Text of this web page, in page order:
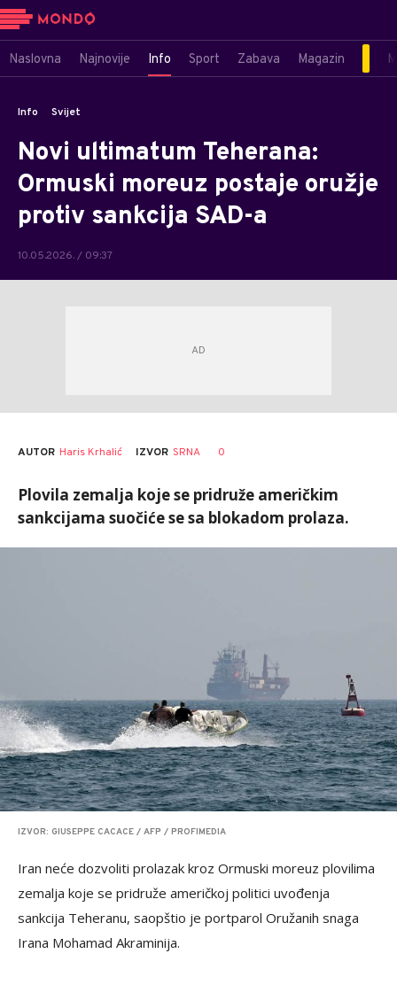
Naslovna Najnovije Info Sport Zabava Magazin
Info Svijet
Novi ultimatum Teherana:
Ormuski moreuz postaje oružje
protiv sankcija SAD-a
10.05.2026. / 09:37
AUTOR Haris Krhalić IZVOR SRNA 0
Plovila zemalja koje se pridruže američkim
sankcijama suočiće se sa blokadom prolaza.
IZVOR: GIUSEPPE CACACE / AFP / PROFIMEDIA
Iran neće dozvoliti prolazak kroz Ormuski moreuz plovilima
zemalja koje se pridruže američkoj politici uvođenja
sankcija Teheranu, saopštio je portparol Oružanih snaga
Irana Mohamad Akraminija.